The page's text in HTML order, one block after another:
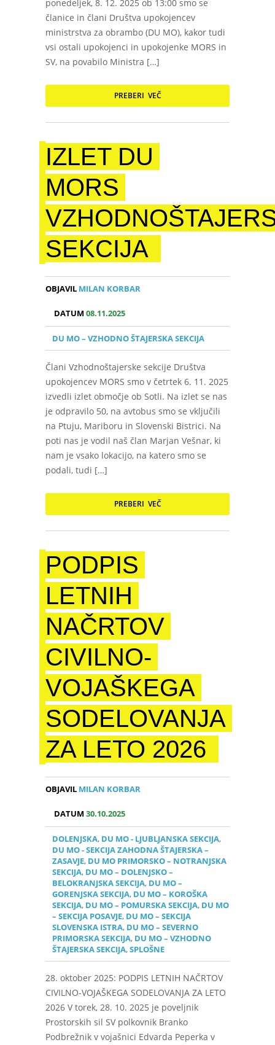
ponedeljek, 8. 12. 2025 ob 13:00 smo se
članice in člani Društva upokojencev
ministrstva za obrambo (DU MO), kakor tudi
vsi ostali upokojenci in upokojenke MORS in
SV, na povabilo Ministra […]
PREBERI VEČ
IZLET DU
MORS
SEKCIJA
OBJAVIL MILAN KORBAR
DATUM08.11.2025
DU MO – VZHODNO ŠTAJERSKA SEKCIJA
Člani Vzhodnoštajerske sekcije Društva
upokojencev MORS smo v četrtek 6. 11. 2025
izvedli izlet območje ob Sotli. Na izlet se nas
je odpravilo 50, na avtobus smo se vključili
na Ptuju, Mariboru in Slovenski Bistrici. Na
poti nas je vodil naš član Marjan Vešnar, ki
nam je vsako lokacijo, na katero smo se
podali, tudi […]
PREBERI VEČ
PODPIS
LETNIH
NAČRTOV
CIVILNO-
VOJAŠKEGA
SODELOVANJA
ZA LETO 2026
OBJAVIL MILAN KORBAR
DATUM30.10.2025
DOLENJSKA, DU MO - LJUBLJANSKA SEKCIJA,
DU MO - SEKCIJA ZAHODNA ŠTAJERSKA –
ZASAVJE, DU MO PRIMORSKO – NOTRANJSKA
SEKCIJA, DU MO – DOLENJSKO –
BELOKRANJSKA SEKCIJA, DU MO –
GORENJSKA SEKCIJA, DU MO – KOROŠKA
SEKCIJA, DU MO – POMURSKA SEKCIJA, DU MO
– SEKCIJA POSAVJE, DU MO – SEKCIJA
SLOVENSKA ISTRA, DU MO – SEVERNO
PRIMORSKA SEKCIJA, DU MO – VZHODNO
ŠTAJERSKA SEKCIJA,SPLOŠNE
28. oktober 2025: PODPIS LETNIH NAČRTOV
CIVILNO-VOJAŠKEGA SODELOVANJA ZA LETO
2026 V torek, 28. 10. 2025 je poveljnik
Prostorskih sil SV polkovnik Branko
Podbrežnik v vojašnici Edvarda Peperka v